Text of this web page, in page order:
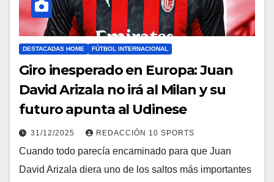
DESTACADAS HOME FÚTBOL INTERNACIONAL
Giro inesperado en Europa: Juan
David Arizala no irá al Milan y su
futuro apunta al Udinese
31/12/2025 REDACCIÓN 10 SPORTS
Cuando todo parecía encaminado para que Juan
David Arizala diera uno de los saltos más importantes